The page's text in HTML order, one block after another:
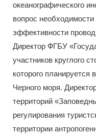
океанографического
вопрос
эффективности
Директор ФГБУ
участников круглого
которого
Черного моря.
территорий
регулирования
территории